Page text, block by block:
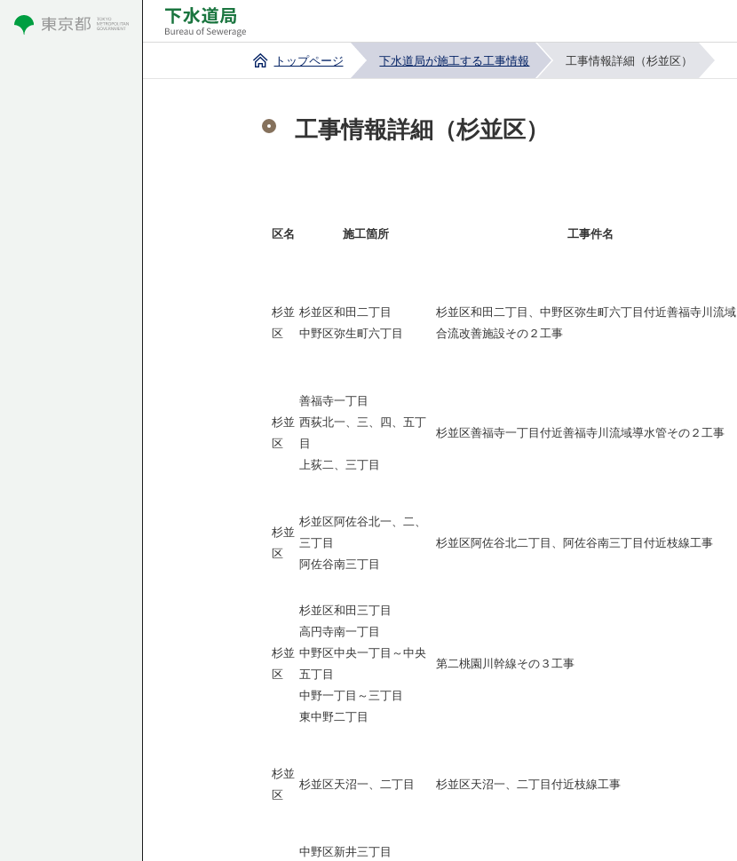
トップページ 下水道局が施工する工事情報 工事情報詳細（杉並区）
工事情報詳細（杉並区）
区名 施工箇所 工事件名
杉並
区
杉並区和田二丁目
中野区弥生町六丁目
杉並区和田二丁目、中野区弥生町六丁目付近善福寺川流域
合流改善施設その２工事
杉並
区
善福寺一丁目
西荻北一、三、四、五丁
目
上荻二、三丁目
杉並区善福寺一丁目付近善福寺川流域導水管その２工事
杉並
区
杉並区阿佐谷北一、二、
三丁目
阿佐谷南三丁目
杉並区阿佐谷北二丁目、阿佐谷南三丁目付近枝線工事
杉並
区
杉並区和田三丁目
高円寺南一丁目
中野区中央一丁目～中央
五丁目
中野一丁目～三丁目
東中野二丁目
第二桃園川幹線その３工事
杉並
区
杉並区天沼一、二丁目 杉並区天沼一、二丁目付近枝線工事
中野区新井三丁目